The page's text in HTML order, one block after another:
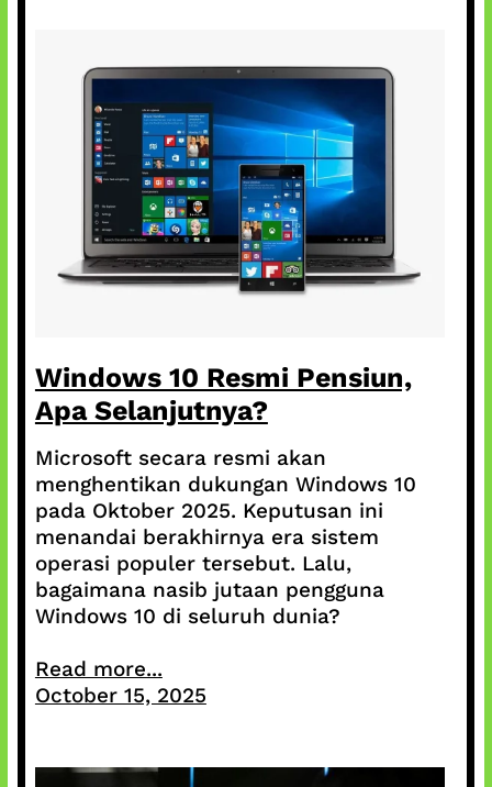
Windows 10 Resmi Pensiun,
Apa Selanjutnya?
Microsoft secara resmi akan
menghentikan dukungan Windows 10
pada Oktober 2025. Keputusan ini
menandai berakhirnya era sistem
operasi populer tersebut. Lalu,
bagaimana nasib jutaan pengguna
Windows 10 di seluruh dunia?
Read more...
October 15, 2025